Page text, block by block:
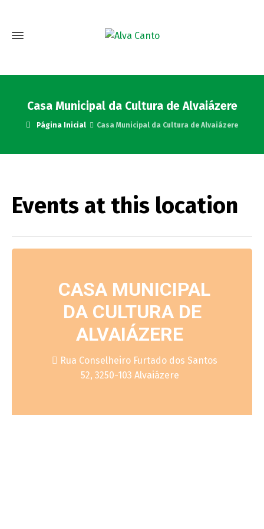
Casa Municipal da Cultura de Alvaiázere
Página Inicial Casa Municipal da Cultura de Alvaiázere
Events at this location
CASA MUNICIPAL
DA CULTURA DE
ALVAIÁZERE
Rua Conselheiro Furtado dos Santos
52, 3250-103 Alvaiázere